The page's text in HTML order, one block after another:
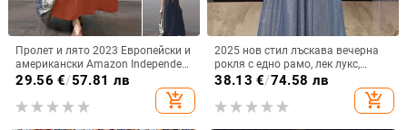
Пролет и лято 2023 Европейски и
американски Amazon Independent
Station ebay Памучна и ленена
широка ежедневна едноцветна
рокля с джобове Дамско облекло
29.56 €/57.81 лв
add_shopping_cart
2025 нов стил лъскава вечерна
рокля с едно рамо, лек лукс,
нишова, тънка, висок клас,
водеща, висок клас тост рокля
38.13 €/74.58 лв
add_shopping_cart